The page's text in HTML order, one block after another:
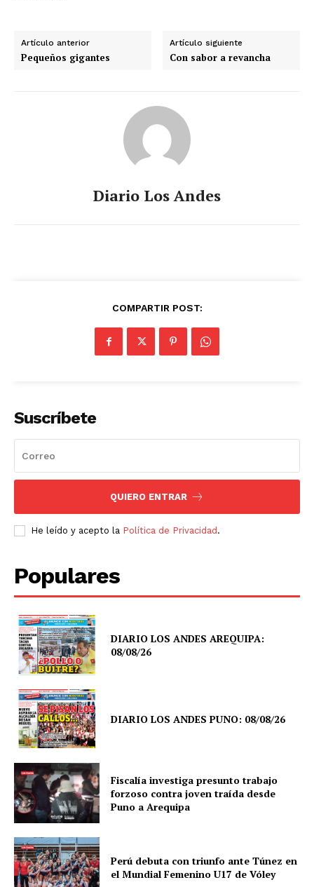
Artículo anterior
Pequeños gigantes
Artículo siguiente
Con sabor a revancha
Diario Los Andes
COMPARTIR POST:
Suscríbete
QUIERO ENTRAR
He leído y acepto la Política de Privacidad .
Populares
DIARIO LOS ANDES AREQUIPA:
08/08/26
DIARIO LOS ANDES PUNO: 08/08/26
Fiscalía investiga presunto trabajo
forzoso contra joven traída desde
Puno a Arequipa
Perú debuta con triunfo ante Túnez en
el Mundial Femenino U17 de Vóley